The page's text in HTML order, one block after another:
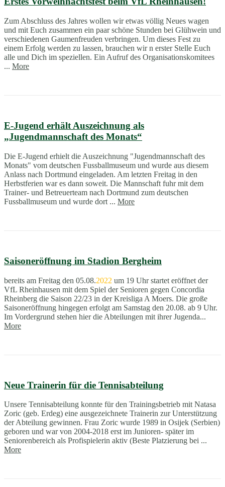
Zum Abschluss des Jahres wollen wir etwas völlig Neues wagen
und mit Euch zusammen ein paar schöne Stunden bei Glühwein und
verschiedenen Gaumenfreuden verbringen. Um dieses Fest zu
einem Erfolg werden zu lassen, brauchen wir n erster Stelle Euch
alle und Dich im speziellen. Ein Aufruf des Organisationskomitees
... More
E-Jugend erhält Auszeichnung als
„Jugendmannschaft des Monats“
Die E-Jugend erhielt die Auszeichnung "Jugendmannschaft des
Monats" vom deutschen Fussballmuseum und wurde aus diesem
Anlass nach Dortmund eingeladen. Am letzten Freitag in den
Herbstferien war es dann soweit. Die Mannschaft fuhr mit dem
Trainer- und Betreuerteam nach Dortmund zum deutschen
Fussballmuseum und wurde dort ... More
Saisoneröffnung im Stadion Bergheim
bereits am Freitag den 05.08.2022 um 19 Uhr startet eröffnet der
VfL Rheinhausen mit dem Spiel der Senioren gegen Concordia
Rheinberg die Saison 22/23 in der Kreisliga A Moers. Die große
Saisoneröffnung hingegen erfolgt am Samstag den 20.08. ab 9 Uhr.
Im Vordergrund stehen hier die Abteilungen mit ihrer Jugenda...
More
Neue Trainerin für die Tennisabteilung
Unsere Tennisabteilung konnte für den Trainingsbetrieb mit Natasa
Zoric (geb. Erdeg) eine ausgezeichnete Trainerin zur Unterstützung
der Abteilung gewinnen. Frau Zoric wurde 1989 in Osijek (Serbien)
geboren und war von 2004-2018 erst im Junioren- später im
Seniorenbereich als Profispielerin aktiv (Beste Platzierung bei ...
More